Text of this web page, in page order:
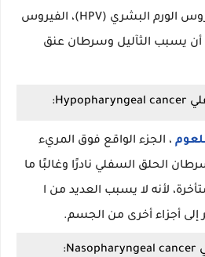
الخلفي غالبًا بالعدوى بفيروس الورم البشري (HPV)، الفيروس
أن يسبب الثآليل وسرطان عنق
، الجزء الواقع فوق المريء
الحلق السفلي نادرًا وغالبًا ما
لأنه لا يسبب العديد من ا
إلى أجزاء أخرى من الجسم.